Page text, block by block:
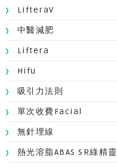
LifteraV
中醫減肥
Liftera
Hifu
吸引力法則
單次收費facial
無針埋線
熱光溶脂ABAS SR綠精靈